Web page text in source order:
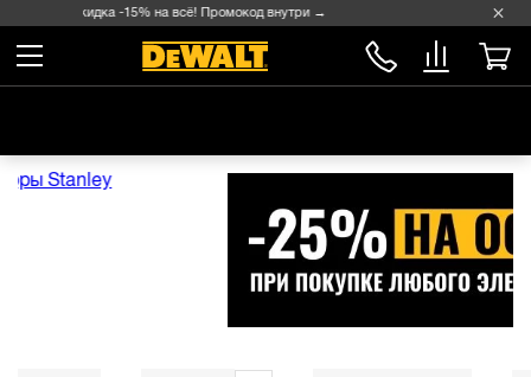
Скидка -15% на всё! Промокод внутри →